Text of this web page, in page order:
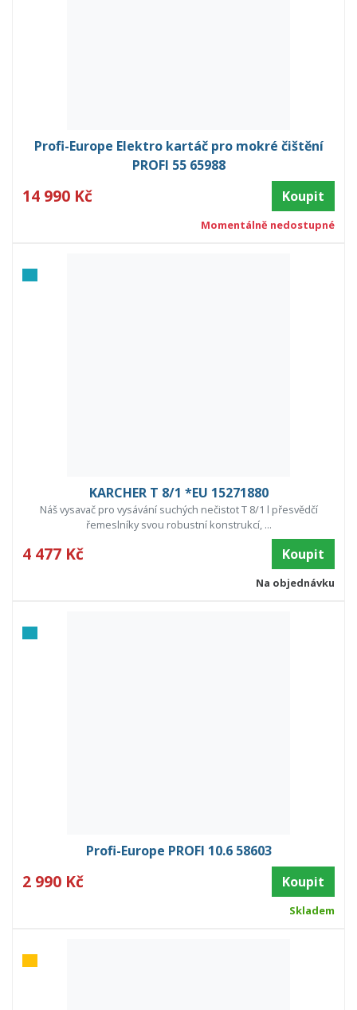
Profi-Europe Elektro kartáč pro mokré čištění
PROFI 55 65988
14 990 Kč Koupit
Momentálně nedostupné
KARCHER T 8/1 *EU 15271880
Náš vysavač pro vysávání suchých nečistot T 8/1 l přesvědčí
řemeslníky svou robustní konstrukcí, ...
4 477 Kč Koupit
Na objednávku
Profi-Europe PROFI 10.6 58603
2 990 Kč Koupit
Skladem